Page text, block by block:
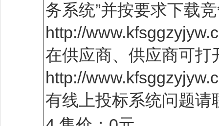
务系统”并按要求下载
http://
在供应商、供应商可打
http://
有线上投标系统问题